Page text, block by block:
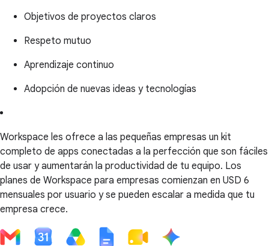
Objetivos de proyectos claros
Respeto mutuo
Aprendizaje continuo
Adopción de nuevas ideas y tecnologías
Workspace les ofrece a las pequeñas empresas un kit
completo de apps conectadas a la perfección que son fáciles
de usar y aumentarán la productividad de tu equipo. Los
planes de Workspace para empresas comienzan en USD 6
mensuales por usuario y se pueden escalar a medida que tu
empresa crece.